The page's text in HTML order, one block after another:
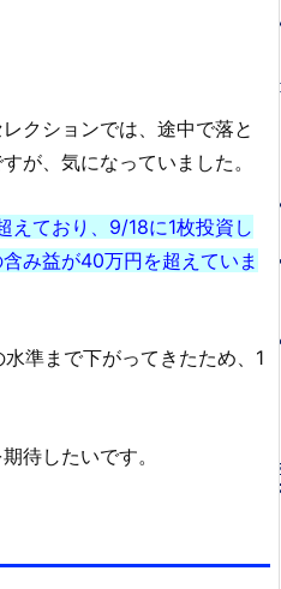
クションでは、途中で落と
が、気になっていました。
えており、9/18に1枚投資し
み益が40万円を超えていま
準まで下がってきたため、1
待したいです。